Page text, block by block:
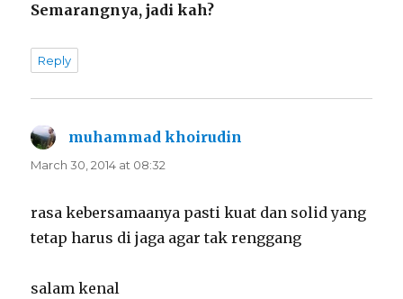
Semarangnya, jadi kah?
Reply
muhammad khoirudin
March 30, 2014 at 08:32
rasa kebersamaanya pasti kuat dan solid yang
tetap harus di jaga agar tak renggang
salam kenal